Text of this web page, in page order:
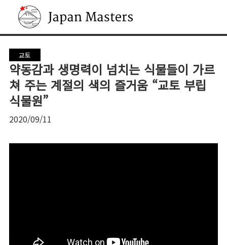
Japan Masters
교토
약동감과 생명력이 넘치는 식물들이 가르
쳐 주는 계절의 색의 즐거움 “교토 부립
식물원”
2020/09/11